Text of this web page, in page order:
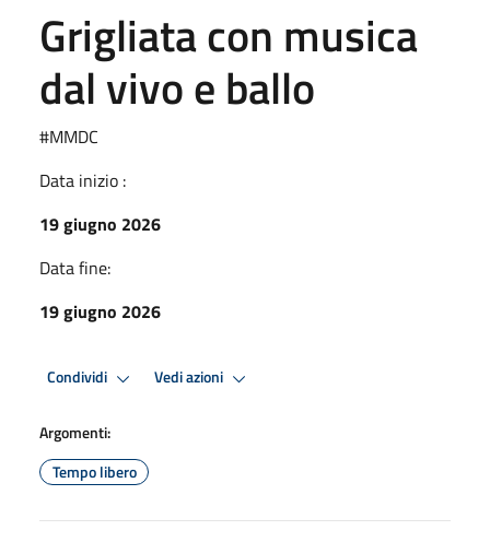
Grigliata con musica
dal vivo e ballo
#MMDC
Data inizio :
19 giugno 2026
Data fine:
19 giugno 2026
Condividi Vedi azioni
Argomenti:
Tempo libero